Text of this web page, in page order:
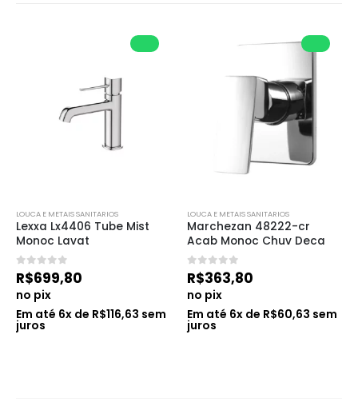
LOUCA E METAIS SANITARIOS
Lexxa Lx4406 Tube Mist
Monoc Lavat
0 de 5
R$699,80
no pix
Em até 6x de R$116,63 sem
juros
LOUCA E METAIS SANITARIOS
Marchezan 48222-cr
Acab Monoc Chuv Deca
0 de 5
R$363,80
no pix
Em até 6x de R$60,63 sem
juros